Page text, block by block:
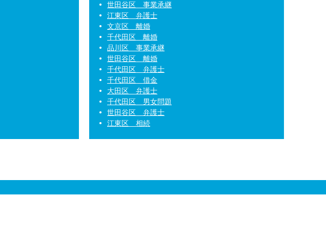
世田谷区 事業承継
江東区 弁護士
文京区 離婚
千代田区 離婚
品川区 事業承継
世田谷区 離婚
千代田区 弁護士
千代田区 借金
大田区 弁護士
千代田区 男女問題
世田谷区 弁護士
江東区 相続